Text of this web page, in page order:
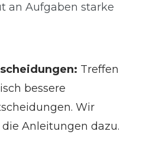
an Aufgaben starke
Treffen
bessere
Wir
die Anleitungen dazu.